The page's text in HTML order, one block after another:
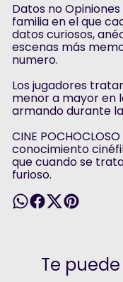
Datos no
familia en el que
datos curiosos,
escenas más
numero.
Los jugadores
menor a mayor en
armando durante
CINE
conocimiento
que cuando se
furioso.
Te